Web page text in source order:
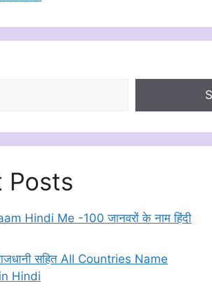
Posts
Hindi Me -100 जानवरों के नाम हिंदी
सहित All Countries Name
Hindi